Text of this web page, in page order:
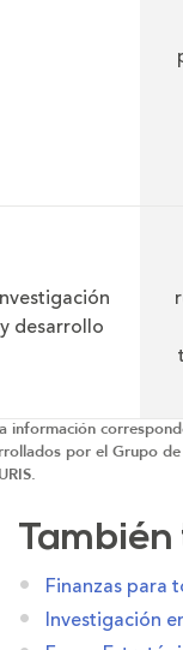
y desarrollo
información
por el Grupo
También
Finanzas para
Investigación